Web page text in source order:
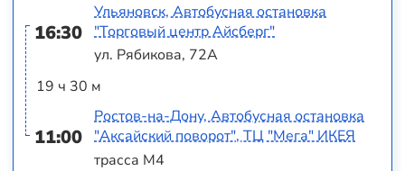
16:30
19 ч 30 м
11:00
Ульяновск, Автобусная остановка
"Торговый центр Айсберг"
ул. Рябикова, 72А
Ростов-на-Дону, Автобусная остановка
"Аксайский поворот", ТЦ "Мега" ИКЕЯ
трасса М4